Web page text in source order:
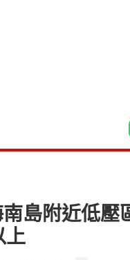
島附近低壓
上